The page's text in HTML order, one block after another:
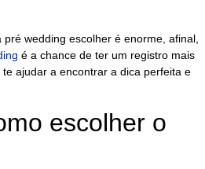
wedding escolher é enorme, afinal,
é a chance de ter um registro mais
ajudar a encontrar a dica perfeita e
escolher o